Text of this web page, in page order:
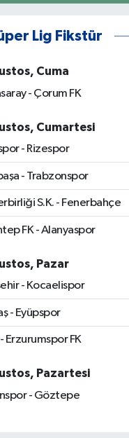
Lig Fikstür
Cuma
- Çorum FK
Cumartesi
- Rizespor
- Trabzonspor
S.K. - Fenerbahçe
FK - Alanyaspor
Pazar
- Kocaelispor
- Eyüpspor
Erzurumspor FK
Pazartesi
- Göztepe